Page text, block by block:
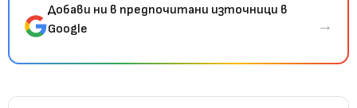
Добави ни в предпочитани източници в
Google
→